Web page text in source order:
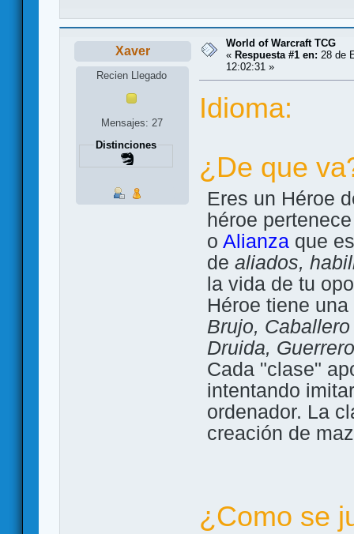
Xaver
Recien Llegado
Mensajes: 27
Distinciones
World of Warcraft TCG
« Respuesta #1 en: 28 de
12:02:31 »
Idioma:
¿De que
Eres un Héroe
héroe
o Alianza que
de aliados,
la vida de tu
Héroe tiene
Brujo,
Druida,
Cada "clase"
intentando
ordenador. La
creación de
¿Como se